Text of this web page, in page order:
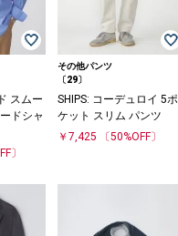
スムー
ドシャ
〕
その他パンツ
〔29〕
SHIPS: コーデュロイ 5ポ
ケット スリム パンツ
￥7,425
〔50%OFF〕